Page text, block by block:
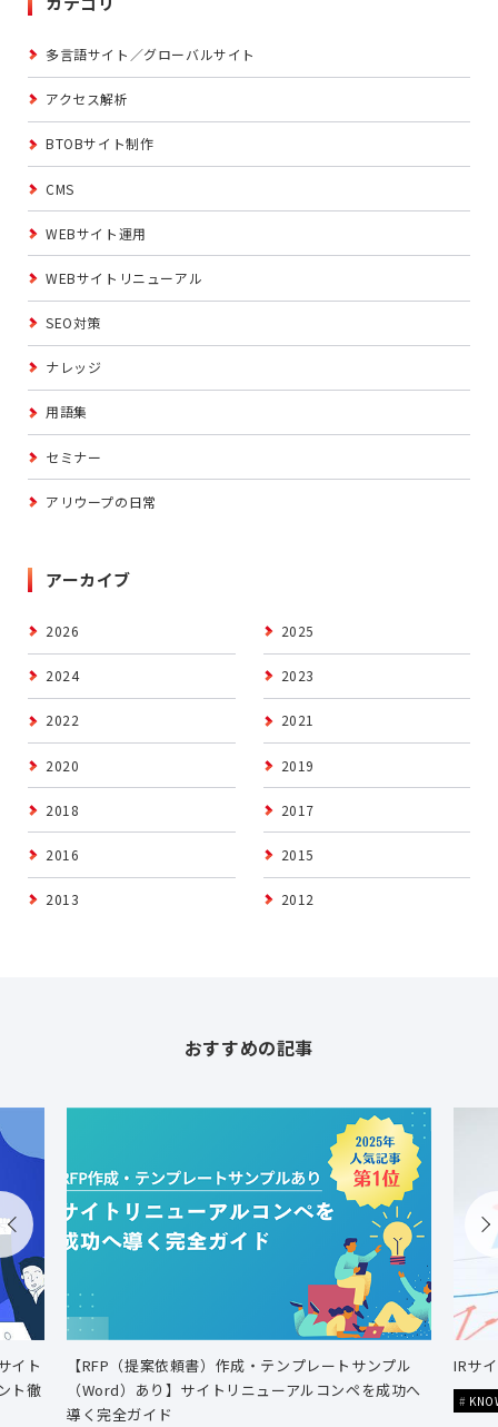
多言語サイト／グローバルサイト
アクセス解析
BTOBサイト制作
CMS
WEBサイト運用
WEBサイトリニューアル
SEO対策
ナレッジ
用語集
セミナー
アリウープの日常
アーカイブ
2026 2025
2024 2023
2022 2021
2020 2019
2018 2017
2016 2015
2013 2012
おすすめの記事
イト
ト徹
【RFP（提案依頼書）作成・テンプレートサンプル
（Word）あり】サイトリニューアルコンペを成功へ
導く完全ガイド
IRサ